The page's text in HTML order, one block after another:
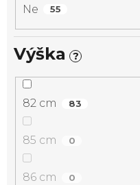
Ne 55
Výška ?
82 cm 83
85 cm 0
86 cm 0